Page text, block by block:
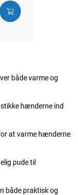
både varme og
hænderne ind
at varme hænderne
pude til
både praktisk og